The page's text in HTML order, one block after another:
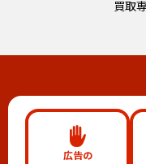
買取
広告の